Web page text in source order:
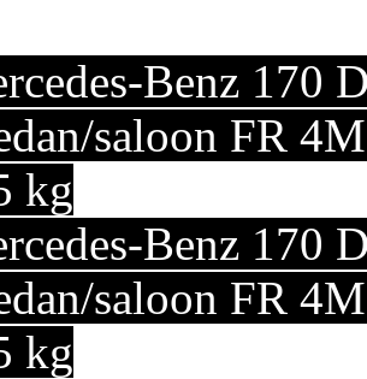
Benz 170
saloon FR
kg
Benz 170
saloon FR
kg